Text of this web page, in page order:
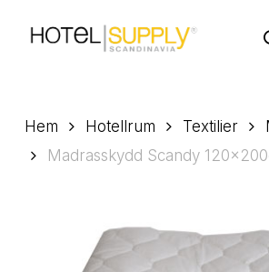
Hem Hotellrum Textilier
Madrasskydd Scandy